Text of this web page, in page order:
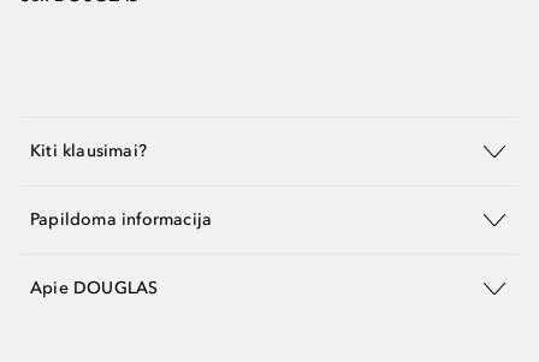
Kiti klausimai?
Papildoma informacija
Apie DOUGLAS